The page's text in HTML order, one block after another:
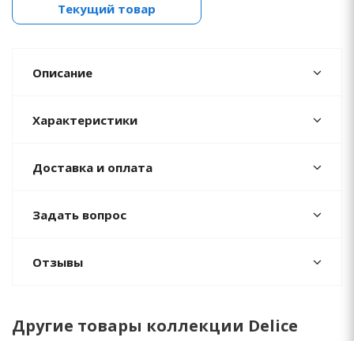
Текущий товар
Описание
Характеристики
Доставка и оплата
Задать вопрос
Отзывы
Другие товары коллекции Delice